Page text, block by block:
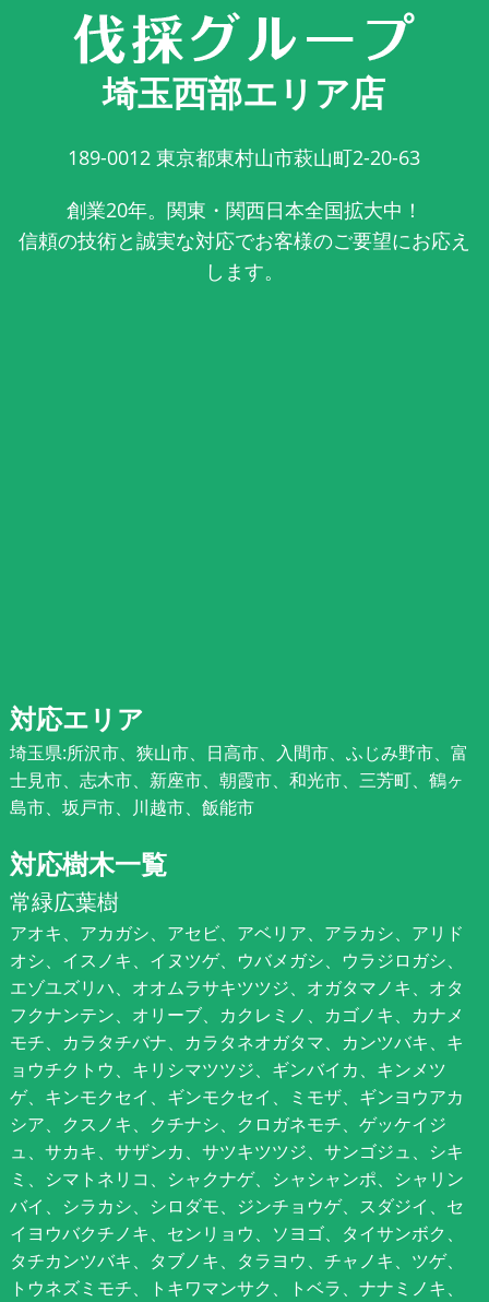
埼玉西部エリア店
189-0012 東京都東村山市萩山町2-20-63
創業20年。関東・関西日本全国拡大中！
信頼の技術と誠実な対応でお客様のご要望にお応え
します。
対応エリア
埼玉県:所沢市、狭山市、日高市、入間市、ふじみ野市、富
士見市、志木市、新座市、朝霞市、和光市、三芳町、鶴ヶ
島市、坂戸市、川越市、飯能市
対応樹木一覧
常緑広葉樹
アオキ、アカガシ、アセビ、アベリア、アラカシ、アリド
オシ、イスノキ、イヌツゲ、ウバメガシ、ウラジロガシ、
エゾユズリハ、オオムラサキツツジ、オガタマノキ、オタ
フクナンテン、オリーブ、カクレミノ、カゴノキ、カナメ
モチ、カラタチバナ、カラタネオガタマ、カンツバキ、キ
ョウチクトウ、キリシマツツジ、ギンバイカ、キンメツ
ゲ、キンモクセイ、ギンモクセイ、ミモザ、ギンヨウアカ
シア、クスノキ、クチナシ、クロガネモチ、ゲッケイジ
ュ、サカキ、サザンカ、サツキツツジ、サンゴジュ、シキ
ミ、シマトネリコ、シャクナゲ、シャシャンポ、シャリン
バイ、シラカシ、シロダモ、ジンチョウゲ、スダジイ、セ
イヨウバクチノキ、センリョウ、ソヨゴ、タイサンボク、
タチカンツバキ、タブノキ、タラヨウ、チャノキ、ツゲ、
トウネズミモチ、トキワマンサク、トベラ、ナナミノキ、